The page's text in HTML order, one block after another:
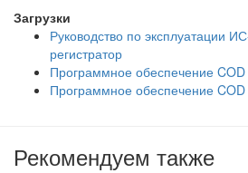
Загрузки
Руководство по эксплуатации
регистратор
Программное обеспечение
Программное обеспечение
Рекомендуем также